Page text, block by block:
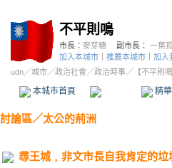
不平則鳴
市長： 麥芽糖 副市長： 一葉
加入本城市
推薦本城市 加入
udn／城市／政治社會 ／政治時事／ 【不平則
本城市首頁 精
討論區／太公的荊洲
尋王城﹐非文市長自我肯定的垃